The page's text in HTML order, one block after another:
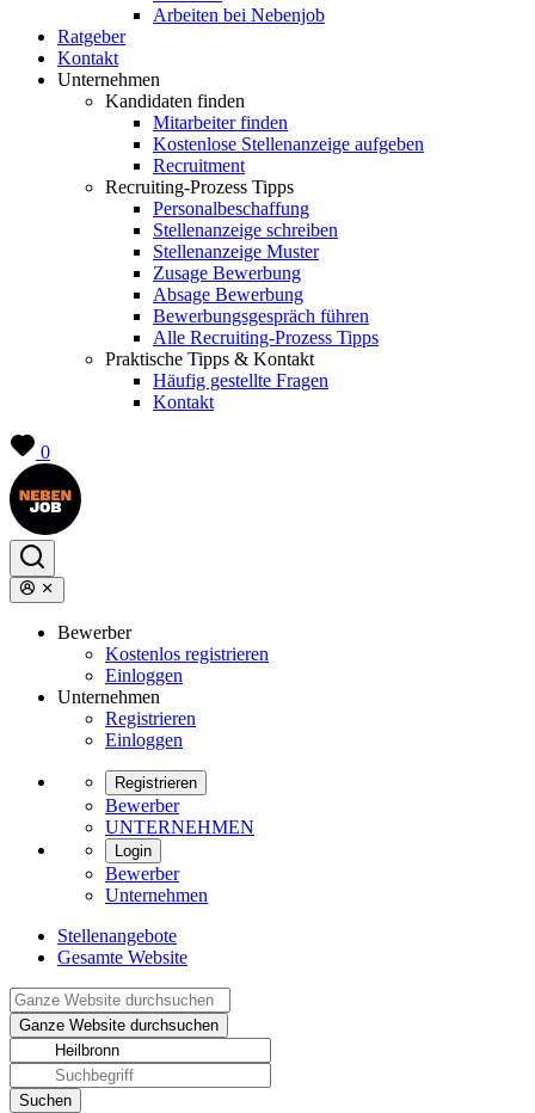
Arbeiten bei Nebenjob
Ratgeber
Kontakt
Unternehmen
Kandidaten finden
Mitarbeiter finden
Kostenlose Stellenanzeige aufgeben
Recruitment
Recruiting-Prozess Tipps
Personalbeschaffung
Stellenanzeige schreiben
Stellenanzeige Muster
Zusage Bewerbung
Absage Bewerbung
Bewerbungsgespräch führen
Alle Recruiting-Prozess Tipps
Praktische Tipps & Kontakt
Häufig gestellte Fragen
Kontakt
0
Bewerber
Kostenlos registrieren
Einloggen
Unternehmen
Registrieren
Einloggen
Registrieren
Bewerber
UNTERNEHMEN
Login
Bewerber
Unternehmen
Stellenangebote
Gesamte Website